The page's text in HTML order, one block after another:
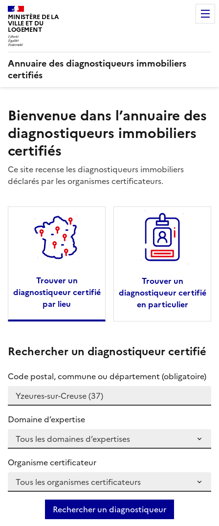
MINISTÈRE DE LA
VILLE ET DU
LOGEMENT
Annuaire des diagnostiqueurs immobiliers
certifiés
Bienvenue dans l’annuaire des
diagnostiqueurs immobiliers
certifiés
Ce site recense les diagnostiqueurs immobiliers
déclarés par les organismes certificateurs.
Trouver un
diagnostiqueur certifié
par lieu
Trouver un
diagnostiqueur certifié
en particulier
Rechercher un diagnostiqueur certifié
Code postal, commune ou département (obligatoire)
Domaine d’expertise
Organisme certificateur
Rechercher un diagnostiqueur